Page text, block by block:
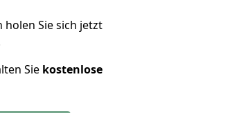
holen Sie sich jetzt
Sie kostenlose